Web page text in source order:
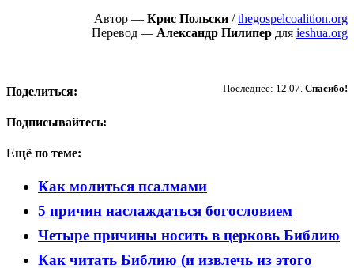
Автор — Крис Польски /thegospelcoalition.org
Перевод — Александр Пилипер для ieshua.org
Последнее: 12.07. Спасибо!
Поделиться:
Подписывайтесь:
Ещё по теме:
Как молиться псалмами
5 причин наслаждаться богословием
Четыре причины носить в церковь Библию
Как читать Библию (и извлечь из этого